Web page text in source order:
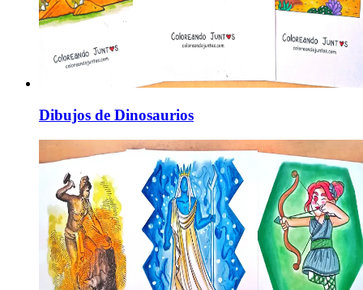
Dibujos de Dinosaurios